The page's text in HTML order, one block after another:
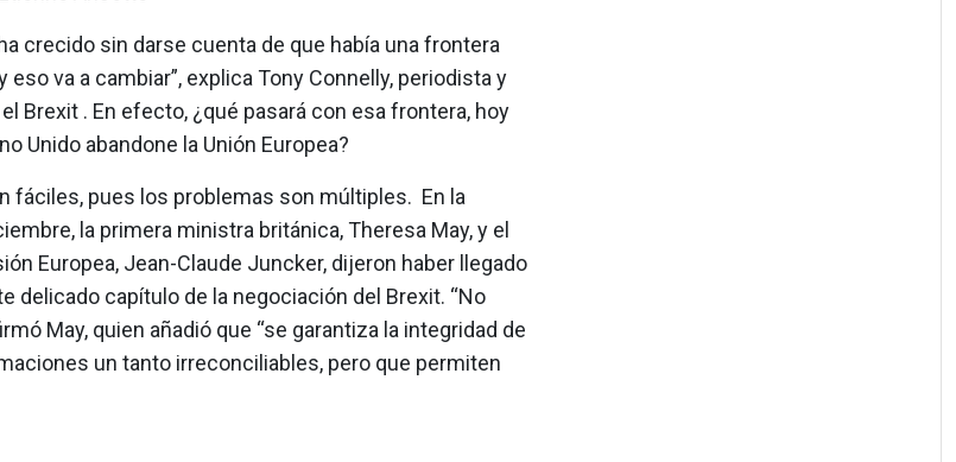
crecido sin darse cuenta de que había una frontera
eso va a cambiar”, explica Tony Connelly, periodista y
Brexit . En efecto, ¿qué pasará con esa frontera, hoy
Unido abandone la Unión Europea?
fáciles, pues los problemas son múltiples. En la
la primera ministra británica, Theresa May, y el
Europea, Jean-Claude Juncker, dijeron haber llegado
delicado capítulo de la negociación del Brexit. “No
May, quien añadió que “se garantiza la integridad de
un tanto irreconciliables, pero que permiten